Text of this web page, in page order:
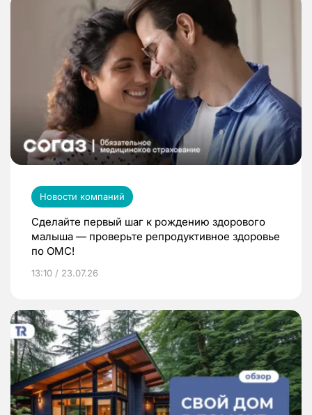
Новости компаний
Сделайте первый шаг к рождению здорового
малыша — проверьте репродуктивное здоровье
по ОМС!
13:10 / 23.07.26